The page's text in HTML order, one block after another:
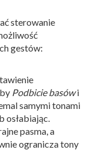
sterowanie
gestów:
Podbicie basówi
samymi tonami
osłabiając.
pasma, a
ogranicza tony